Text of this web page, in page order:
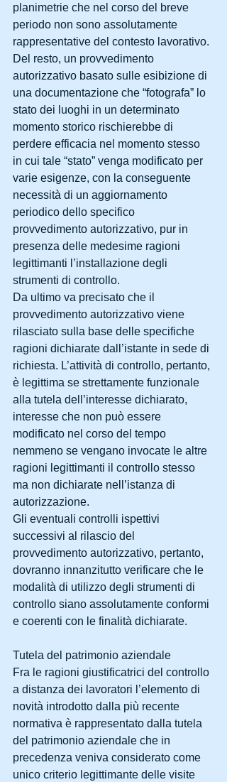
planimetrie che nel corso del breve
periodo non sono assolutamente
rappresentative del contesto lavorativo.
Del resto, un provvedimento
autorizzativo basato sulle esibizione di
una documentazione che “fotografa” lo
stato dei luoghi in un determinato
momento storico rischierebbe di
perdere efficacia nel momento stesso
in cui tale “stato” venga modificato per
varie esigenze, con la conseguente
necessità di un aggiornamento
periodico dello specifico
provvedimento autorizzativo, pur in
presenza delle medesime ragioni
legittimanti l’installazione degli
strumenti di controllo.
Da ultimo va precisato che il
provvedimento autorizzativo viene
rilasciato sulla base delle specifiche
ragioni dichiarate dall’istante in sede di
richiesta. L’attività di controllo, pertanto,
è legittima se strettamente funzionale
alla tutela dell’interesse dichiarato,
interesse che non può essere
modificato nel corso del tempo
nemmeno se vengano invocate le altre
ragioni legittimanti il controllo stesso
ma non dichiarate nell’istanza di
autorizzazione.
Gli eventuali controlli ispettivi
successivi al rilascio del
provvedimento autorizzativo, pertanto,
dovranno innanzitutto verificare che le
modalità di utilizzo degli strumenti di
controllo siano assolutamente conformi
e coerenti con le finalità dichiarate.
Tutela del patrimonio aziendale
Fra le ragioni giustificatrici del controllo
a distanza dei lavoratori l’elemento di
novità introdotto dalla più recente
normativa è rappresentato dalla tutela
del patrimonio aziendale che in
precedenza veniva considerato come
unico criterio legittimante delle visite